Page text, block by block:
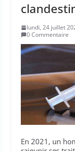
lundi, 24 juillet
0 Commentaire
En 2021, un